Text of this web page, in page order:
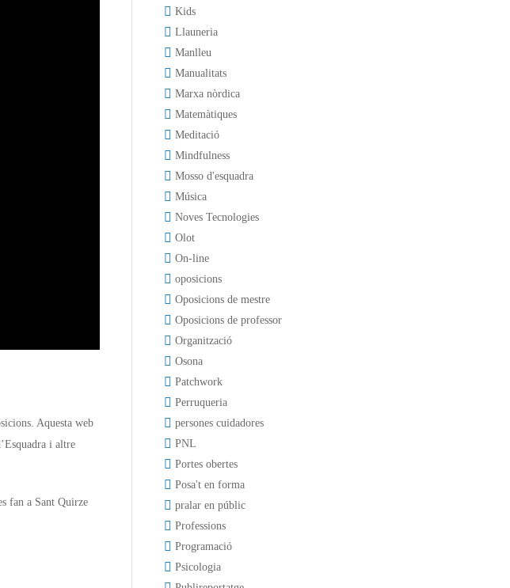
Aquesta web
i altre
fan a Sant Quirze
Kids
Llauneria
Manlleu
Manualitats
Marxa nòrdica
Matemàtiques
Meditació
Mindfulness
Mosso d'esquadra
Música
Noves Tecnologies
Olot
On-line
oposicions
Oposicions de mestre
Oposicions de professor
Organització
Osona
Patchwork
Perruqueria
persones cuidadores
PNL
Portes obertes
Posa't en forma
pralar en públic
Professions
Programació
Psicologia